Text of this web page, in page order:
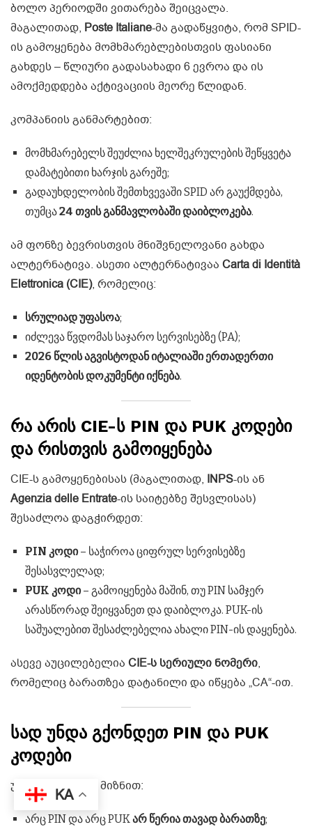
ბოლო პერიოდში ვითარება შეიცვალა.
მაგალითად, Poste Italiane-მა გადაწყვიტა, რომ SPID-
ის გამოყენება მომხმარებლებისთვის ფასიანი
გახდეს – წლიური გადასახადი 6 ევროა და ის
ამოქმედდება აქტივაციის მეორე წლიდან.
კომპანიის განმარტებით:
მომხმარებელს შეუძლია ხელშეკრულების შეწყვეტა
დამატებითი ხარჯის გარეშე;
გადაუხდელობის შემთხვევაში SPID არ გაუქმდება,
თუმცა24 თვის განმავლობაში დაიბლოკება.
ამ ფონზე ბევრისთვის მნიშვნელოვანი გახდა
ალტერნატივა. ასეთი ალტერნატივაა Carta di Identità
Elettronica (CIE), რომელიც:
სრულიად უფასოა;
იძლევა წვდომას საჯარო სერვისებზე (PA);
2026 წლის აგვისტოდან იტალიაში ერთადერთი
იდენტობის დოკუმენტი იქნება.
რა არის CIE-ს PIN და PUK კოდები
და რისთვის გამოიყენება
CIE-ს გამოყენებისას (მაგალითად, INPS-ის ან
Agenzia delle Entrate-ის საიტებზე შესვლისას)
შესაძლოა დაგჭირდეთ:
PIN კოდი– საჭიროა ციფრულ სერვისებზე
შესასვლელად;
PUK კოდი– გამოიყენება მაშინ, თუ PIN სამჯერ
არასწორად შეიყვანეთ და დაიბლოკა. PUK-ის
საშუალებით შესაძლებელია ახალი PIN-ის დაყენება.
ასევე აუცილებელია CIE-ს სერიული ნომერი,
რომელიც ბარათზეა დატანილი და იწყება „CA“-ით.
სად უნდა გქონდეთ PIN და PUK
კოდები
უსაფრთხოების მიზნით:
არც PIN და არც PUKარ წერია თავად ბარათზე;
KA